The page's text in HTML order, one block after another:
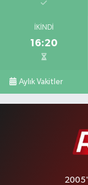
İKINDI
16:20
Aylık Vakitler